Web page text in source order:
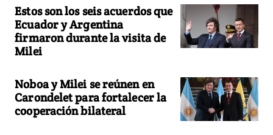
Estos son los seis acuerdos que
Ecuador y Argentina
firmaron durante la visita de
Milei
Noboa y Milei se reúnen en
Carondelet para fortalecer la
cooperación bilateral